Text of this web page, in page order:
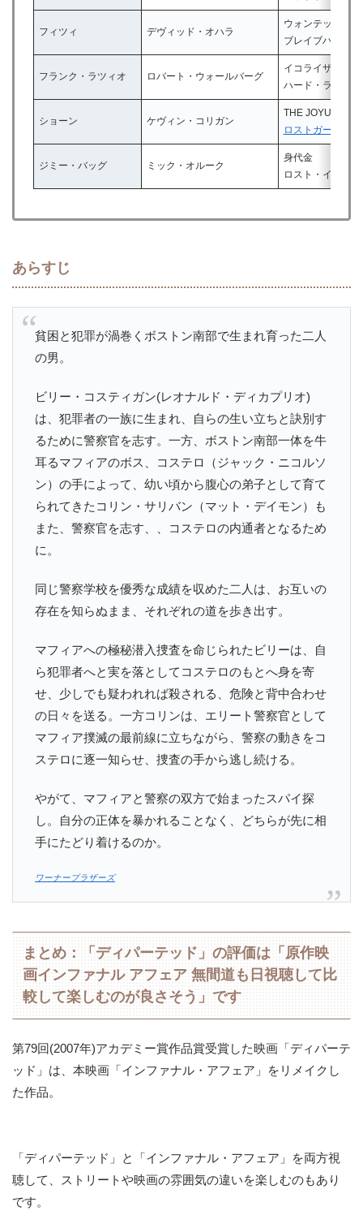
フィツィ デヴィッド・オハラ
ウォンテッド
ブレイブハート
フランク・ラツィオ ロバート・ウォールバーグ
イコライザー
ハード・ラッシュ
ショーン ケヴィン・コリガン
THE JOYUREI 女
ロストガールズ
ジミー・バッグ ミック・オルーク
身代金
ロスト・イン・
あらすじ
貧困と犯罪が渦巻くボストン南部で生まれ育った二人
の男。
ビリー・コスティガン(レオナルド・ディカプリオ)
は、犯罪者の一族に生まれ、自らの生い立ちと訣別す
るために警察官を志す。一方、ボストン南部一体を牛
耳るマフィアのボス、コステロ（ジャック・ニコルソ
ン）の手によって、幼い頃から腹心の弟子として育て
られてきたコリン・サリバン（マット・デイモン）も
また、警察官を志す、、コステロの内通者となるため
に。
同じ警察学校を優秀な成績を収めた二人は、お互いの
存在を知らぬまま、それぞれの道を歩き出す。
マフィアへの極秘潜入捜査を命じられたビリーは、自
ら犯罪者へと実を落としてコステロのもとへ身を寄
せ、少しでも疑われれば殺される、危険と背中合わせ
の日々を送る。一方コリンは、エリート警察官として
マフィア撲滅の最前線に立ちながら、警察の動きをコ
ステロに逐一知らせ、捜査の手から逃し続ける。
やがて、マフィアと警察の双方で始まったスパイ探
し。自分の正体を暴かれることなく、どちらが先に相
手にたどり着けるのか。
ワーナーブラザーズ
まとめ：「ディパーテッド」の評価は「原作映
画インファナル アフェア 無間道も日視聴して比
較して楽しむのが良さそう」です
第79回(2007年)アカデミー賞作品賞受賞した映画「ディパーテ
ッド」は、本映画「インファナル・アフェア」をリメイクし
た作品。
「ディパーテッド」と「インファナル・アフェア」を両方視
聴して、ストリートや映画の雰囲気の違いを楽しむのもあり
です。